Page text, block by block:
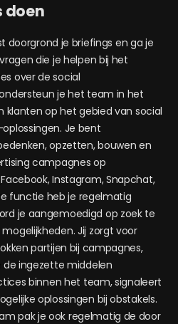
doen
doorgrond je briefings en ga je
die je helpen bij het
over de social
je het team in het
klanten op het gebied van social
Je bent
opzetten, bouwen en
campagnes op
Instagram, Snapchat,
functie heb je regelmatig
je aangemoedigd op zoek te
Jij zorgt voor
partijen bij campagnes,
ingezette middelen
binnen het team, signaleert
oplossingen bij obstakels.
pak je ook regelmatig de door